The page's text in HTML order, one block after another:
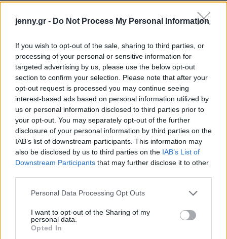
jenny.gr - Do Not Process My Personal Information
If you wish to opt-out of the sale, sharing to third parties, or
processing of your personal or sensitive information for
targeted advertising by us, please use the below opt-out
section to confirm your selection. Please note that after your
opt-out request is processed you may continue seeing
interest-based ads based on personal information utilized by
us or personal information disclosed to third parties prior to
your opt-out. You may separately opt-out of the further
disclosure of your personal information by third parties on the
IAB’s list of downstream participants. This information may
also be disclosed by us to third parties on the IAB’s List of
Downstream Participants that may further disclose it to other
Please note that this website/app uses one or more Google
not limited to your visit or usage behaviour. You may click to
grant or deny consent to Google and its third-party tags to
use your data for below specified purposes in below Google
Personal Data Processing Opt Outs
I want to opt-out of the Sharing of my
personal data.
Opted In